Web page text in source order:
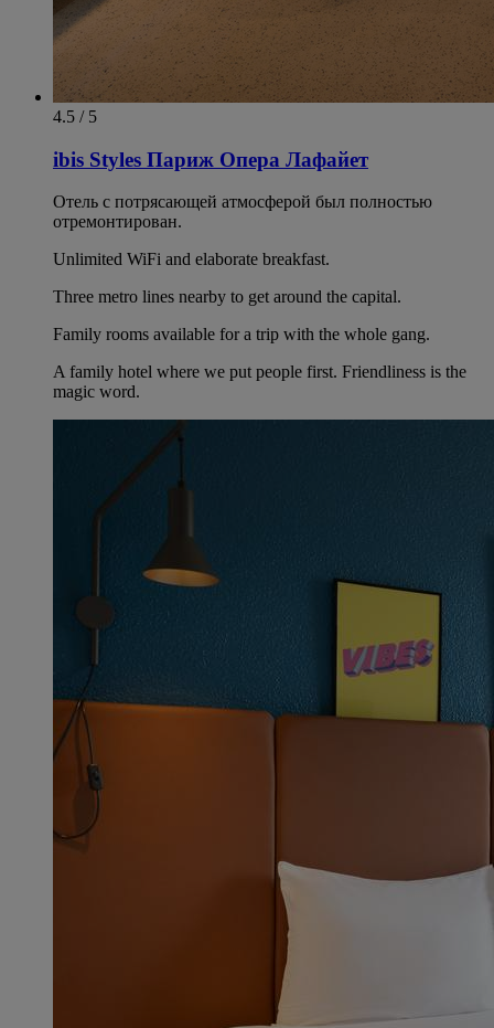
4.5 / 5
ibis Styles Париж Опера Лафайет
Отель с потрясающей атмосферой был полностью
отремонтирован.
Unlimited WiFi and elaborate breakfast.
Three metro lines nearby to get around the capital.
Family rooms available for a trip with the whole gang.
A family hotel where we put people first. Friendliness is the
magic word.